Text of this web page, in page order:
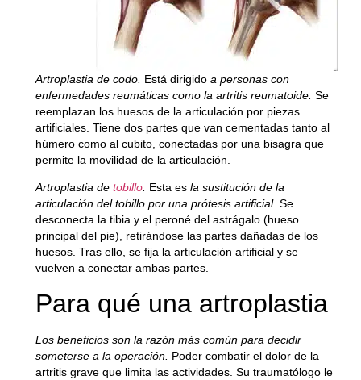
Artroplastia de codo. Está dirigido a personas con
enfermedades reumáticas como la artritis reumatoide. Se
reemplazan los huesos de la articulación por piezas
artificiales. Tiene dos partes que van cementadas tanto al
húmero como al cubito, conectadas por una bisagra que
permite la movilidad de la articulación.
Artroplastia de tobillo. Esta esla sustitución de la
articulación del tobillo por una prótesis artificial. Se
desconecta la tibia y el peroné del astrágalo (hueso
principal del pie), retirándose las partes dañadas de los
huesos. Tras ello, se fija la articulación artificial y se
vuelven a conectar ambas partes.
Para qué una artroplastia
Los beneficios son la razón más común para decidir
someterse a la operación. Poder combatir el dolor de la
artritis grave que limita las actividades. Su traumatólogo le